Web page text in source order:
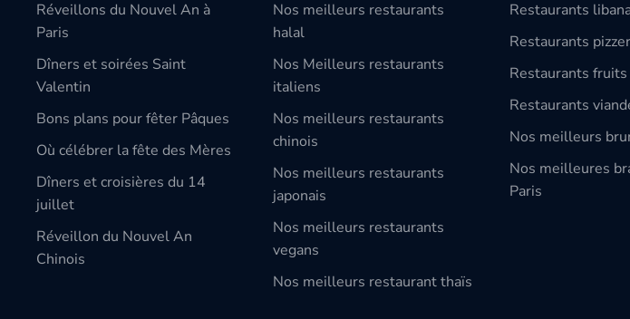
Réveillons du Nouvel An à
Paris
Dîners et soirées Saint
Valentin
Bons plans pour fêter Pâques
Où célébrer la fête des Mères
Dîners et croisières du 14
juillet
Réveillon du Nouvel An
Chinois
Nos meilleurs restaurants
halal
Nos Meilleurs restaurants
italiens
Nos meilleurs restaurants
chinois
Nos meilleurs restaurants
japonais
Nos meilleurs restaurants
vegans
Nos meilleurs restaurant thaïs
Restaurants
Restaurants
Restaurants
Restaurants
Nos meilleurs
Nos meilleures
Paris